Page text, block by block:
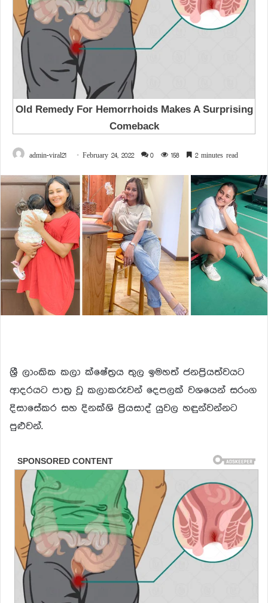
admin-viral21 February 24, 2022 0 158 2 minutes read
ශ්‍රී ලාංකික කලා ක්ෂේත්‍රය තුල ඉමහත් ජනප්‍රියත්වයට
ආදරයට පාත්‍ර වූ කලාකරුවන් දෙපලක් වශයෙන් සරංග
දිසාසේකර සහ දිනක්ශි ප්‍රියසාද් යුවල හඳුන්වන්නට
පුළුවන්.